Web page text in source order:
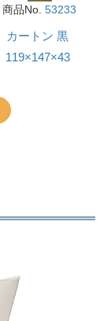
商品No.53233
カートン 黒
119×147×43